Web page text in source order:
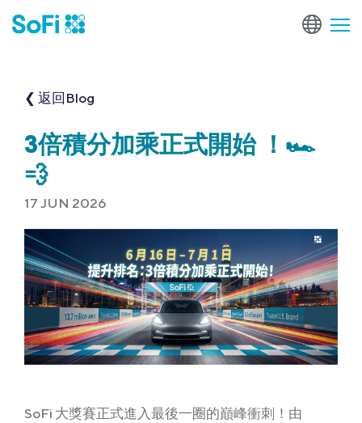
❮ 返回Blog
3倍積分加乘正式開始 ！🏎️
💨
17 JUN 2026
SoFi 大獎賽正式進入最後一圈的巔峰衝刺！由